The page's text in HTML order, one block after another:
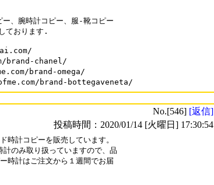
、腕時計コピー、服-靴コピー
ております.
brand-chanel/
brand-omega/
brand-bottegaveneta/
No.[546] [返信]
投稿時間：2020/01/14 [火曜日] 17:30:54
時計コピーを販売しています。
計のみ取り扱っていますので、品
時計はご注文から１週間でお届